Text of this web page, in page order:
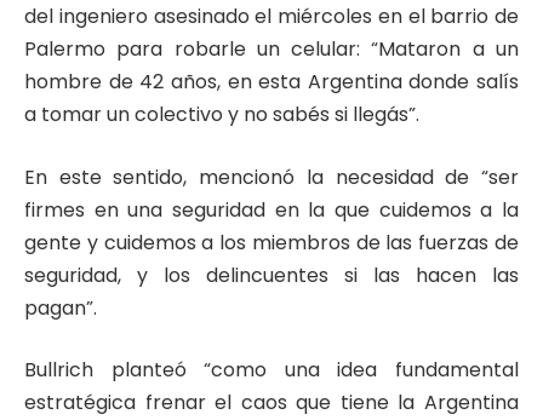
del ingeniero asesinado el miércoles en el barrio de
Palermo para robarle un celular: “Mataron a un
hombre de 42 años, en esta Argentina donde salís
a tomar un colectivo y no sabés si llegás”.
En este sentido, mencionó la necesidad de “ser
firmes en una seguridad en la que cuidemos a la
gente y cuidemos a los miembros de las fuerzas de
seguridad, y los delincuentes si las hacen las
pagan”.
Bullrich planteó “como una idea fundamental
estratégica frenar el caos que tiene la Argentina